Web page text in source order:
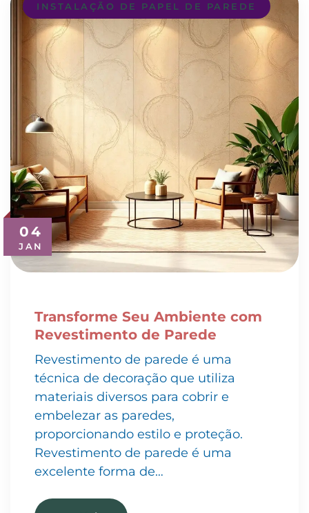
04
JAN
INSTALAÇÃO DE PAPEL DE PAREDE
Transforme Seu Ambiente com
Revestimento de Parede
Revestimento de parede é uma
técnica de decoração que utiliza
materiais diversos para cobrir e
embelezar as paredes,
proporcionando estilo e proteção.
Revestimento de parede é uma
excelente forma de…